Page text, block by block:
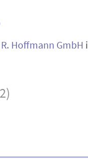
Hoffmann GmbH